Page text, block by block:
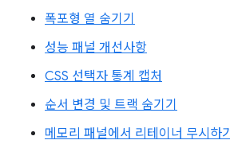
폭포형 열 숨기기
성능 패널 개선사항
CSS 선택자 통계 캡처
순서 변경 및 트랙 숨기기
메모리 패널에서 리테이너 무시하기